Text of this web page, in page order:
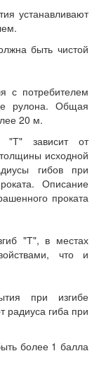
устанавливают
быть чистой
с потребителем
рулона. Общая
20 м.
"Т" зависит от
исходной
гибов при
Описание
проката
"Т", в местах
что и
при изгибе
радиуса гиба при
более 1 балла